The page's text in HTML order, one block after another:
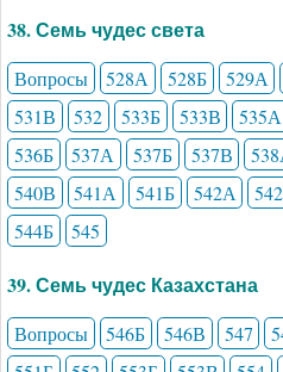
38. Семь чудес света
Вопросы 528А 528Б 529А
531В
532 533Б 533В 535А
536Б
537А 537Б 537В
540В
541А 541Б 542А
544Б
545
39. Семь чудес Казахстана
Вопросы 546Б 546В 547